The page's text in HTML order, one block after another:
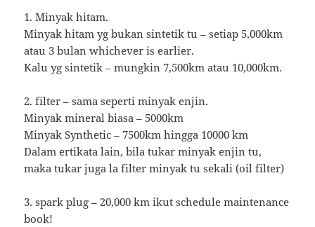
1. Minyak hitam.
Minyak hitam yg bukan sintetik tu – setiap 5,000km
atau 3 bulan whichever is earlier.
Kalu yg sintetik – mungkin 7,500km atau 10,000km.
2. filter – sama seperti minyak enjin.
Minyak mineral biasa – 5000km
Minyak Synthetic – 7500km hingga 10000 km
Dalam ertikata lain, bila tukar minyak enjin tu,
maka tukar juga la filter minyak tu sekali (oil filter)
3. spark plug – 20,000 km ikut schedule maintenance
book!